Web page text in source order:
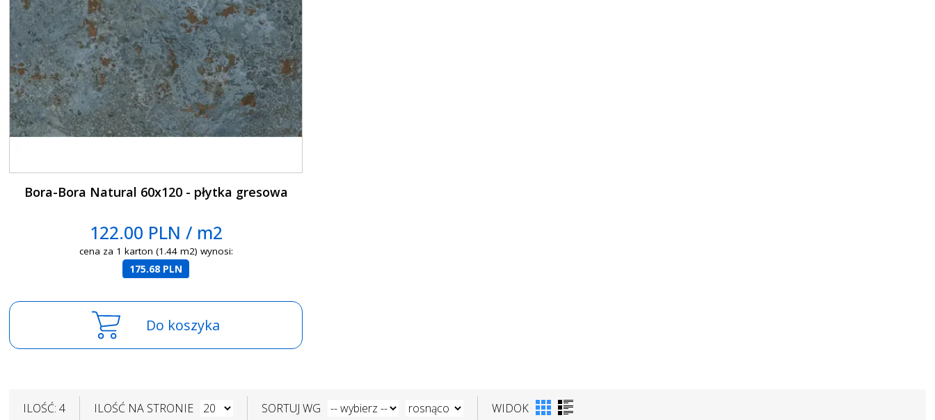
Bora-Bora Natural 60x120 - płytka gresowa
122.00 PLN / m2
cena za 1 karton (1.44 m2) wynosi:
175.68 PLN
Do koszyka
ILOŚĆ: 4 ILOŚĆ NA STRONIE SORTUJ WG WIDOK